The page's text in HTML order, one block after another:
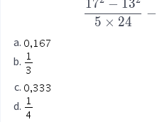
5 × 24
17 − 13
−